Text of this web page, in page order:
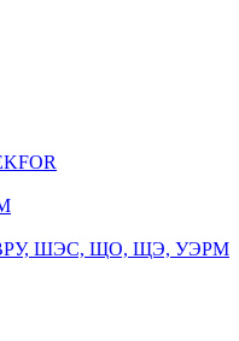
ВРУ, ШЭС, ЩО, ЩЭ, УЭРМ